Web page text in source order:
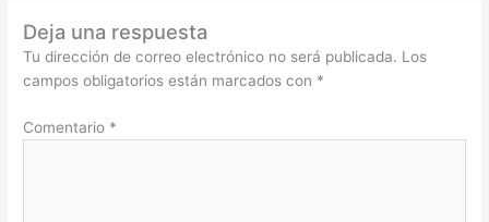
Deja una respuesta
Tu dirección de correo electrónico no será publicada. Los
campos obligatorios están marcados con *
Comentario *